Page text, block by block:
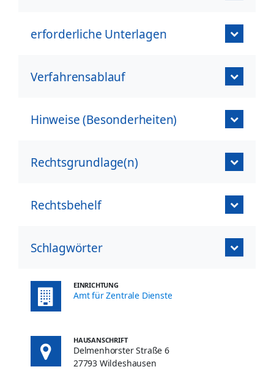
erforderliche Unterlagen
Verfahrensablauf
Hinweise (Besonderheiten)
Rechtsgrundlage(n)
Rechtsbehelf
Schlagwörter
EINRICHTUNG
Amt für Zentrale Dienste
HAUSANSCHRIFT
Delmenhorster Straße 6
27793 Wildeshausen